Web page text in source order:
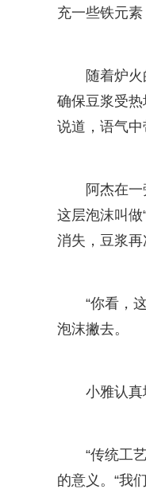
充一些铁元素
随着炉
确保豆浆受热
说道，语气中
阿杰在
这层泡沫叫
消失，豆浆再
“你看，
泡沫撇去。
小雅认真
“传统工
的意义。“我